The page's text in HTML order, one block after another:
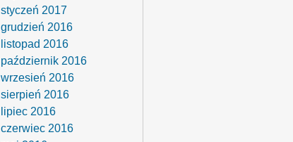
styczeń 2017
grudzień 2016
listopad 2016
październik 2016
wrzesień 2016
sierpień 2016
lipiec 2016
czerwiec 2016